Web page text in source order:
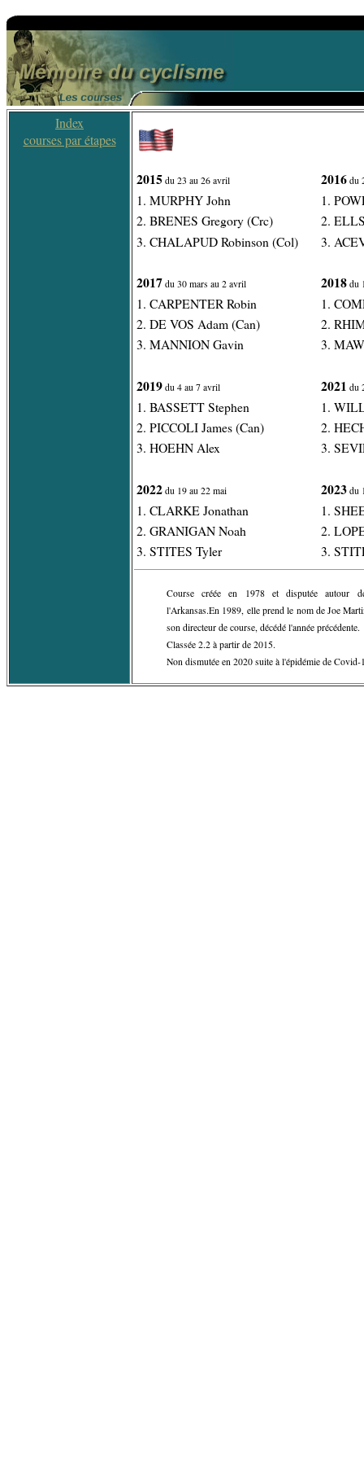
Index
courses par étapes
2015 du 23 au 26 avril
1. MURPHY John
2. BRENES Gregory (Crc)
3. CHALAPUD Robinson (Col)
2017 du 30 mars au 2 avril
1. CARPENTER Robin
2. DE VOS Adam (Can)
3. MANNION Gavin
2019 du 4 au 7 avril
1. BASSETT Stephen
2. PICCOLI James (Can)
3. HOEHN Alex
2022 du 19 au 22 mai
1. CLARKE Jonathan
2. GRANIGAN Noah
3. STITES Tyler
2016 du
1.
2.
3.
2018 du
1.
2.
3.
2021 du
1.
2.
3.
2023 du
1.
2.
3.
Course créée en 1978 et disputée autour
l'Arkansas.En 1989, elle prend le nom de Joe
son directeur de course, décédé l'année précédente.
Classée 2.2 à partir de 2015.
Non dismutée en 2020 suite à l'épidémie de Covid-